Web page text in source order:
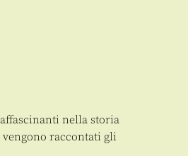
nella storia
raccontati gli